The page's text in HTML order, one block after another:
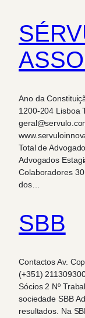
Ano da
1200-204 Lisboa
Total de
Advogados
Colaboradores
dos…
SBB
Contactos Av.
(+351)
Sócios 2 Nº
sociedade SBB
resultados. Na